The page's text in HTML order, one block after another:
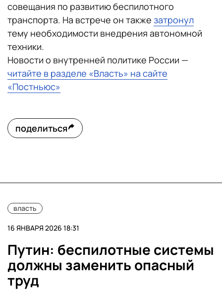
совещания по развитию беспилотного
транспорта. На встрече он также затронул
тему необходимости внедрения автономной
техники.
Новости о внутренней политике России —
читайте в разделе «Власть» на сайте
«Постньюс»
поделиться
власть
16 ЯНВАРЯ 2026 18:31
Путин: беспилотные системы
должны заменить опасный
труд